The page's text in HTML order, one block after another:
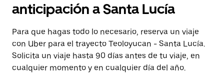
y
selecciona
una
fecha.
Presiona
la
tecla Esc
para
anticipación a Santa Lucía
Para que hagas todo lo necesario, reserva un viaje
con Uber para el trayecto Teoloyucan - Santa Lucía.
Solicita un viaje hasta 90 días antes de tu viaje, en
cualquier momento y en cualquier día del año.